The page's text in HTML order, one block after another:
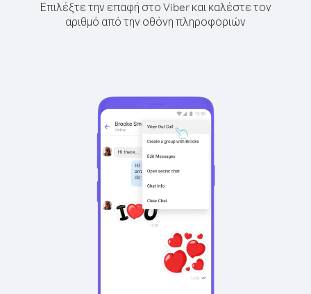
Επιλέξτε την επαφή στο Viber και καλέστε τον
αριθμό από την οθόνη πληροφοριών